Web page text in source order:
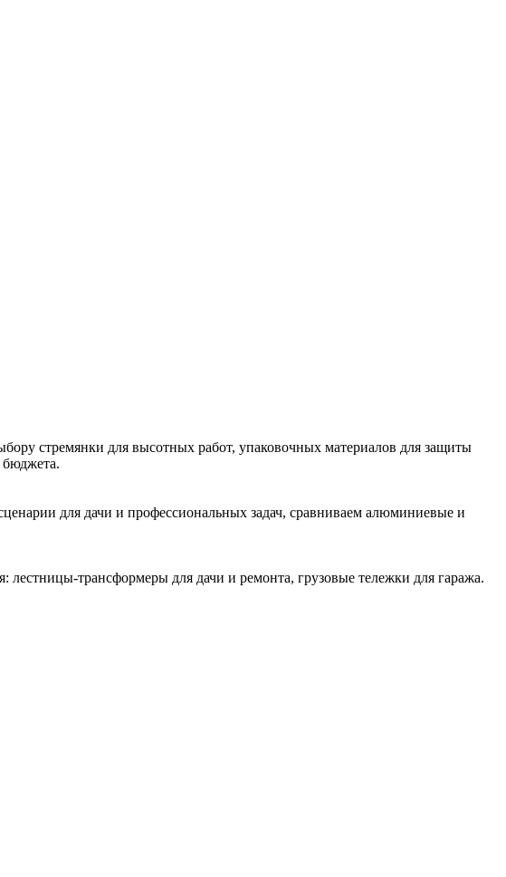
стремянки для высотных работ, упаковочных материалов для защиты
бюджета.
для дачи и профессиональных задач, сравниваем алюминиевые и
трансформеры для дачи и ремонта, грузовые тележки для гаража.